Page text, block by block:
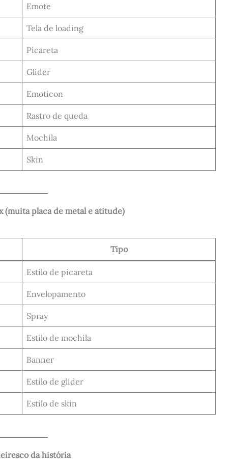
Emote
Tela de loading
Picareta
Glider
Emoticon
Rastro de queda
Mochila
Skin
(muita placa de metal e atitude)
Tipo
Estilo de picareta
Envelopamento
Spray
Estilo de mochila
Banner
Estilo de glider
Estilo de skin
da história